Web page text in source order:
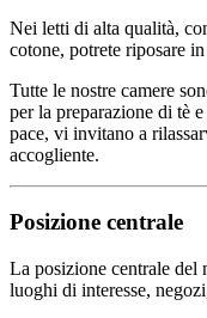
Nei letti di alta qualità,
cotone, potrete riposare
Tutte le nostre camere
per la preparazione di tè
pace, vi invitano a
accogliente.
Posizione centrale
La posizione centrale del
luoghi di interesse,